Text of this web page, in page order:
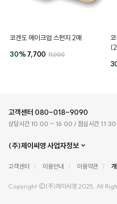
코겐도 메이크업 스펀지 2매
30% 7,700 11,000
고객센터 080-018-9090
상담시간 10:00 ~ 16:00 / 점심시간
(주)제이씨영 사업자정보
고객센터 이용안내 이용약관
Copyright ©(주)제이씨영 2025. All